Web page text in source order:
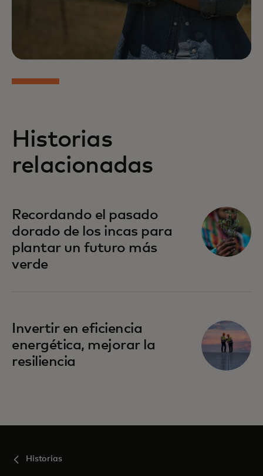
Historias
relacionadas
Recordando el pasado
dorado de los incas para
plantar un futuro más
verde
Invertir en eficiencia
energética, mejorar la
resiliencia
Historias